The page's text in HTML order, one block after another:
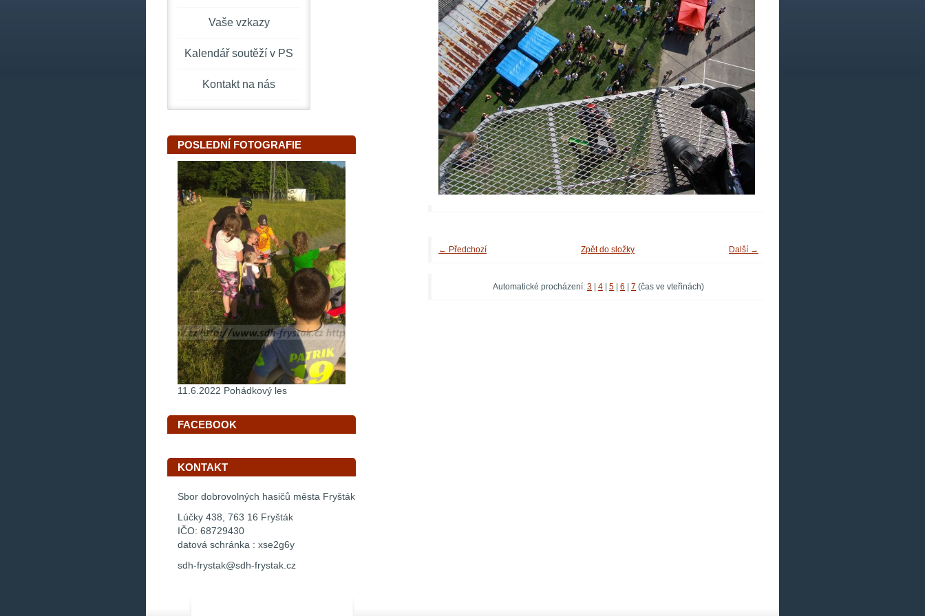
← Předchozí Další →
Zpět do složky
Automatické procházení: 3 4 5 6 7 (čas ve vteřinách)
Vaše vzkazy
Kalendář soutěží v PS
Kontakt na nás
POSLEDNÍ FOTOGRAFIE
11.6.2022 Pohádkový les
FACEBOOK
KONTAKT
Sbor dobrovolných hasičů města Fryšták
Lúčky 438, 763 16 Fryšták
IČO: 68729430
datová schránka : xse2g6y
sdh-frystak@sdh-frystak.cz